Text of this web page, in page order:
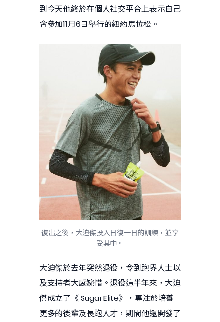
到今天他終於在個人社交平台上表示自己
會參加11月6日舉行的紐約馬拉松。
復出之後，大迫傑投入日復一日的訓練，並享
受其中。
大迫傑於去年突然退役，令到跑界人士以
及支持者大感婉惜。退役這半年來，大迫
傑成立了《 SugarElite》，專注於培養
更多的後輩及長跑人才，期間他還開發了